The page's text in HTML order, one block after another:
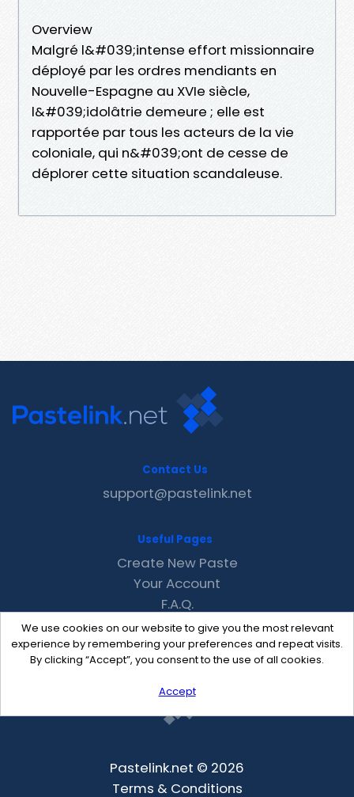
Overview
Malgré l&#039;intense effort missionnaire
déployé par les ordres mendiants en
Nouvelle-Espagne au XVIe siècle,
l&#039;idolâtrie demeure ; elle est
rapportée par tous les acteurs de la vie
coloniale, qui n&#039;ont de cesse de
déplorer cette situation scandaleuse.
We use cookies on our website to give you the most relevant
experience by remembering your preferences and repeat visits.
By clicking “Accept”, you consent to the use of all cookies.
Accept
Contact Us
support@pastelink.net
Useful Pages
Create New Paste
Your Account
F.A.Q.
Recent
Contact
Pastelink.net © 2026
Terms & Conditions